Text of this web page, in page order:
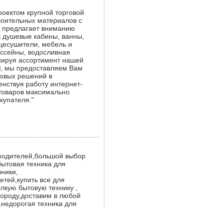
крупной торговой
материалов с
вниманию
душевые кабины, ванны,
мебель и
водосливная
ассортимент нашей
мы предоставляем Вам
решений в
работу интернет-
максимально
выбор
техника для
все для
бытовую технику ,
в любой
техника для